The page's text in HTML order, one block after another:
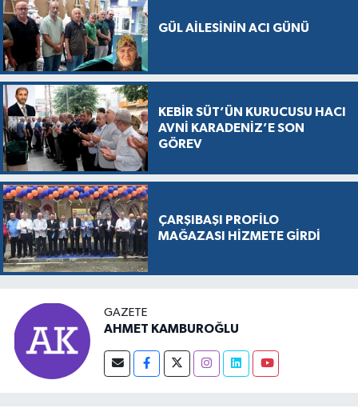
GÜL AİLESİNİN ACI GÜNÜ
KEBİR SÜT’ÜN KURUCUSU HACI
AVNİ KARADENİZ’E SON
GÖREV
ÇARŞIBAŞI PROFİLO
MAĞAZASI HİZMETE GİRDİ
GAZETE
AHMET KAMBUROĞLU